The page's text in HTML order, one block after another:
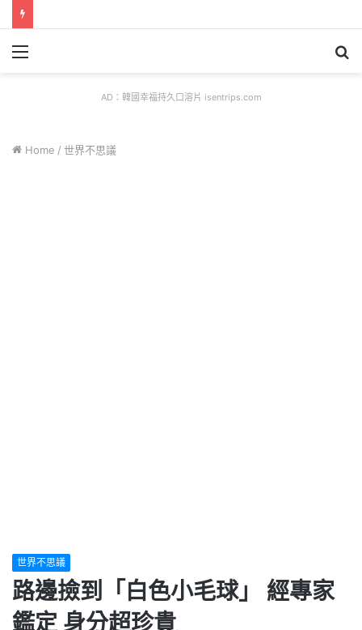
AD：韓國幸福持久口溶片 isentrips.com
Home / 世界不思議
世界不思議
路邊撿到「白色小毛球」 經專家
鑑定 身分超珍貴